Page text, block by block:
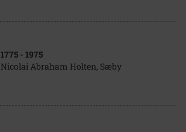
1775 - 1975
Nicolai Abraham Holten, Sæby